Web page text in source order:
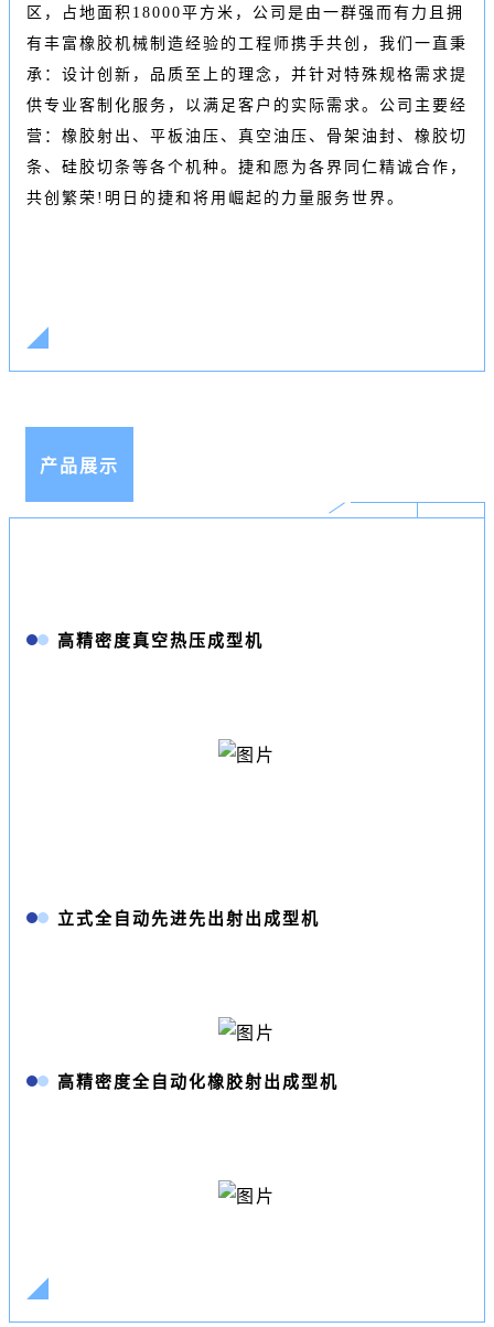
区，占地面积18000平方米，公司是由一群强而有力且拥
有丰富橡胶机械制造经验的工程师携手共创，我们一直秉
承：设计创新，品质至上的理念，并针对特殊规格需求提
供专业客制化服务，以满足客户的实际需求。公司主要经
营：橡胶射出、平板油压、真空油压、 骨架油封 、橡胶切
条、硅胶切条等各个机种。捷和愿为各界同仁精诚合作，
共创繁荣!明日的捷和将用崛起的力量服务世界。
产品展示
高精密度真空热压成型机
立式全自动先进先出射出成型机
高精密度全自动化橡胶射出成型机